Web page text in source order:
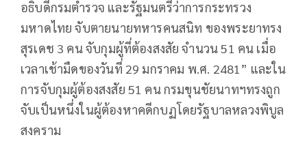
อธิบดีกรมตำรวจ และรัฐมนตรีว่าการกระทรวง
มหาดไทย จับตายนายทหารคนสนิท ของพระยาทรง
สุรเดช 3 คน จับกุมผู้ที่ต้องสงสัย จำนวน 51 คน เมื่อ
เวลาเช้ามืดของวันที่ 29 มกราคม พ.ศ. 2481” และใน
การจับกุมผู้ต้องสงสัย 51 คน กรมขุนชัยนาทฯทรงถูก
จับเป็นหนึ่งในผู้ต้องหาคดีกบฏโดยรัฐบาลหลวงพิบูล
สงคราม